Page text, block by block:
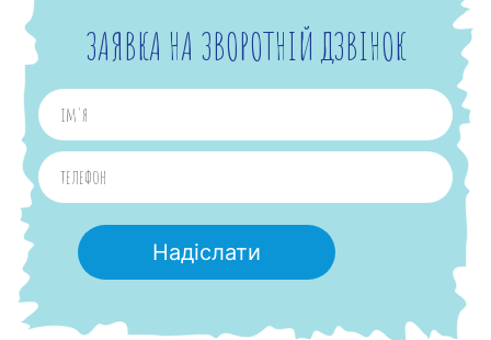
ЗАЯВКА НА ЗВОРОТНІЙ ДЗВІНОК